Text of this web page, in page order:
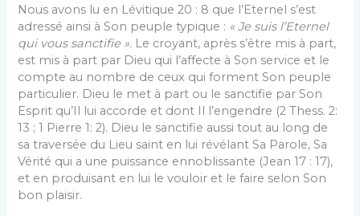
Nous avons lu en Lévitique 20 : 8 que l’Eternel s’est
adressé ainsi à Son peuple typique : « Je suis l’Eternel
qui vous sanctifie ». Le croyant, après s’être mis à part,
est mis à part par Dieu qui l’affecte à Son service et le
compte au nombre de ceux qui forment Son peuple
particulier. Dieu le met à part ou le sanctifie par Son
Esprit qu’Il lui accorde et dont Il l’engendre (2 Thess. 2:
13 ; 1 Pierre 1: 2). Dieu le sanctifie aussi tout au long de
sa traversée du Lieu saint en lui révélant Sa Parole, Sa
Vérité qui a une puissance ennoblissante (Jean 17 : 17),
et en produisant en lui le vouloir et le faire selon Son
bon plaisir.